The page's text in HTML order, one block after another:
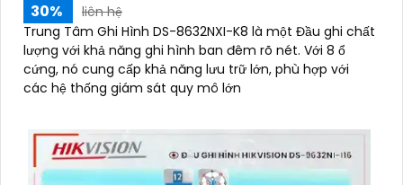
30%
liên hệ
Trung Tâm Ghi Hình DS-8632NXI-K8 là một Đầu ghi chất
lượng với khả năng ghi hình ban đêm rõ nét. Với 8 ổ
cứng, nó cung cấp khả năng lưu trữ lớn, phù hợp với
các hệ thống giám sát quy mô lớn